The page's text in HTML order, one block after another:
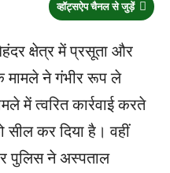
व्हॉट्सऐप चैनल से जुड़ें
क्षेत्र में प्रसूता और
ने गंभीर रूप ले
में त्वरित कार्रवाई करते
सील कर दिया है। वहीं
पुलिस ने अस्पताल